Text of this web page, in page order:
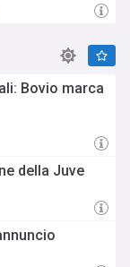
Bovio marca
della Juve